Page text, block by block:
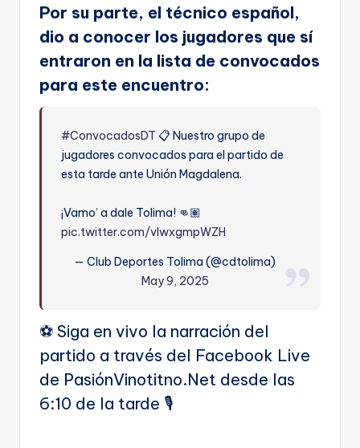
Por su parte, el técnico español,
dio a conocer los jugadores que sí
entraron en la lista de convocados
para este encuentro:
#ConvocadosDT 📋 Nuestro grupo de
jugadores convocados para el partido de
esta tarde ante Unión Magdalena.
¡Vamo’ a dale Tolima! 👊🏽
pic.twitter.com/vIwxgmpWZH
— Club Deportes Tolima (@cdtolima)
May 9, 2025
⚽ Siga en vivo la narración del
partido a través del Facebook Live
de PasiónVinotitno.Net desde las
6:10 de la tarde 🎙️